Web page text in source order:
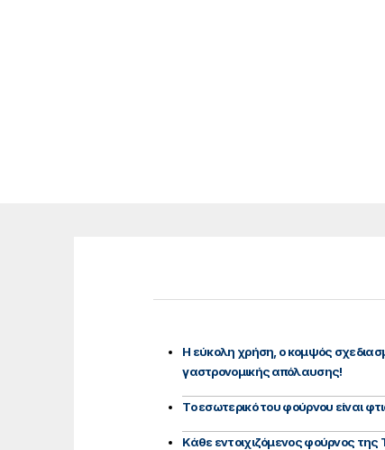
Η εύκολη χρήση, ο κομψός
γαστρονομικής απόλαυσης!
Το εσωτερικό του φούρνου είναι
Κάθε εντοιχιζόμενος φούρνος της